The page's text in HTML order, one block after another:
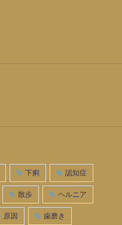
下痢 認知症
散歩 ヘルニア
原因 歯磨き